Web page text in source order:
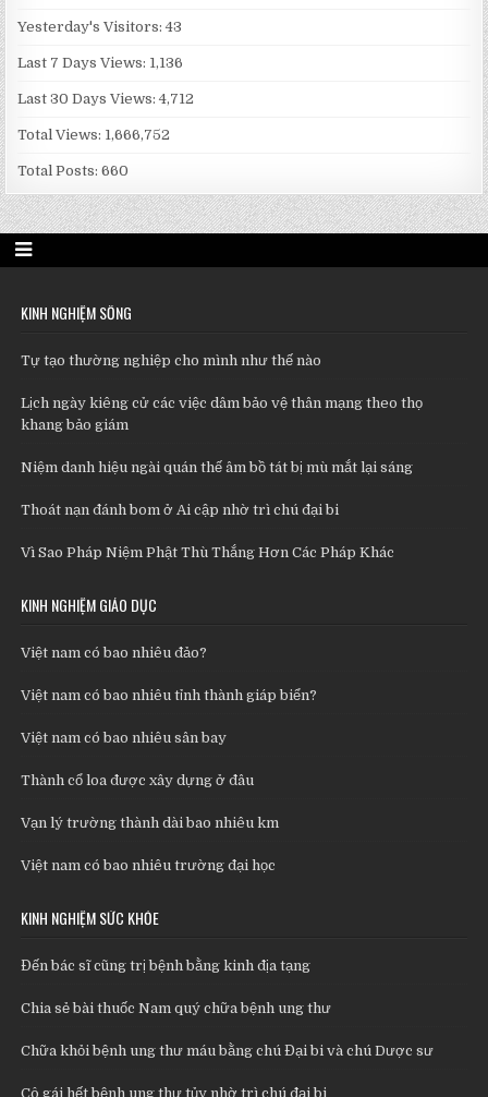
Yesterday's Visitors:43
Last 7 Days Views: 1,136
Last 30 Days Views:4,712
Total Views: 1,666,752
Total Posts:660
KINH NGHIỆM SỐNG
Tự tạo thường nghiệp cho mình như thế nào
Lịch ngày kiêng cử các việc dâm bảo vệ thân mạng theo thọ
khang bảo giám
Niệm danh hiệu ngài quán thế âm bồ tát bị mù mắt lại sáng
Thoát nạn đánh bom ở Ai cập nhờ trì chú đại bi
Vì Sao Pháp Niệm Phật Thù Thắng Hơn Các Pháp Khác
KINH NGHIỆM GIÁO DỤC
Việt nam có bao nhiêu đảo?
Việt nam có bao nhiêu tỉnh thành giáp biển?
Việt nam có bao nhiêu sân bay
Thành cổ loa được xây dựng ở đâu
Vạn lý trường thành dài bao nhiêu km
Việt nam có bao nhiêu trường đại học
KINH NGHIỆM SỨC KHỎE
Đến bác sĩ cũng trị bệnh bằng kinh địa tạng
Chia sẻ bài thuốc Nam quý chữa bệnh ung thư
Chữa khỏi bệnh ung thư máu bằng chú Đại bi và chú Dược sư
Cô gái hết bệnh ung thư tủy nhờ trì chú đại bi